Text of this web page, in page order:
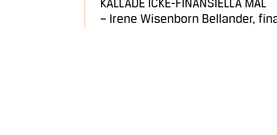
KALLADE ICKE-FINANSIELLA MÅL
– Irene Wisenborn Bellander,